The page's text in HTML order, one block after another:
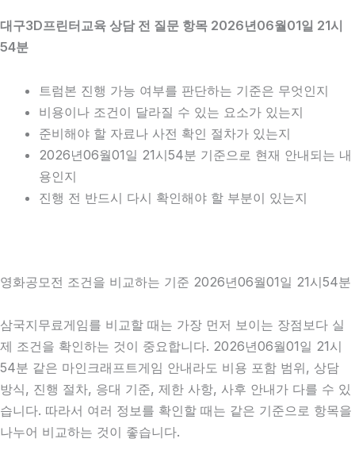
대구3D프린터교육 상담 전 질문 항목 2026년06월01일 21시
54분
트럼본 진행 가능 여부를 판단하는 기준은 무엇인지
비용이나 조건이 달라질 수 있는 요소가 있는지
준비해야 할 자료나 사전 확인 절차가 있는지
2026년06월01일 21시54분 기준으로 현재 안내되는 내
용인지
진행 전 반드시 다시 확인해야 할 부분이 있는지
영화공모전 조건을 비교하는 기준 2026년06월01일 21시54분
삼국지무료게임를 비교할 때는 가장 먼저 보이는 장점보다 실
제 조건을 확인하는 것이 중요합니다. 2026년06월01일 21시
54분 같은 마인크래프트게임 안내라도 비용 포함 범위, 상담
방식, 진행 절차, 응대 기준, 제한 사항, 사후 안내가 다를 수 있
습니다. 따라서 여러 정보를 확인할 때는 같은 기준으로 항목을
나누어 비교하는 것이 좋습니다.